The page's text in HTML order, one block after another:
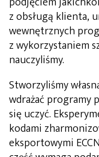
z obsługą klienta,
wewnętrznych
z wykorzystaniem
nauczyliśmy.
Stworzyliśmy
wdrażać programy
się uczyć.
kodami
eksportowymi